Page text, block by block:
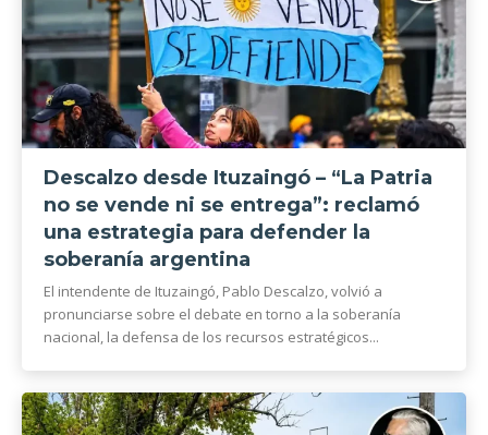
Descalzo desde Ituzaingó – “La Patria
no se vende ni se entrega”: reclamó
una estrategia para defender la
soberanía argentina
El intendente de Ituzaingó, Pablo Descalzo, volvió a
pronunciarse sobre el debate en torno a la soberanía
nacional, la defensa de los recursos estratégicos...